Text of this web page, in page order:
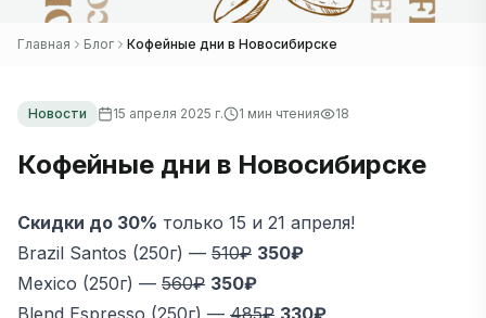
Главная Блог Кофейные дни в Новосибирске
Новости 15 апреля 2025 г. 1 мин чтения 18
Кофейные дни в Новосибирске
Скидки до 30% только 15 и 21 апреля!
Brazil Santos (250г) — 510₽ 350₽
Mexico (250г) — 560₽ 350₽
Blend Espresso (250г) — 485₽ 330₽